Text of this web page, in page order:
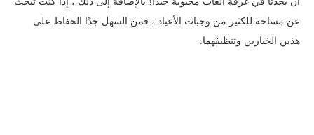
عن مساحة للكثير من وجبات الأعياد ، فمن السهل جدًا الحفاظ على
هذين الخيارين وتنظيفهما.